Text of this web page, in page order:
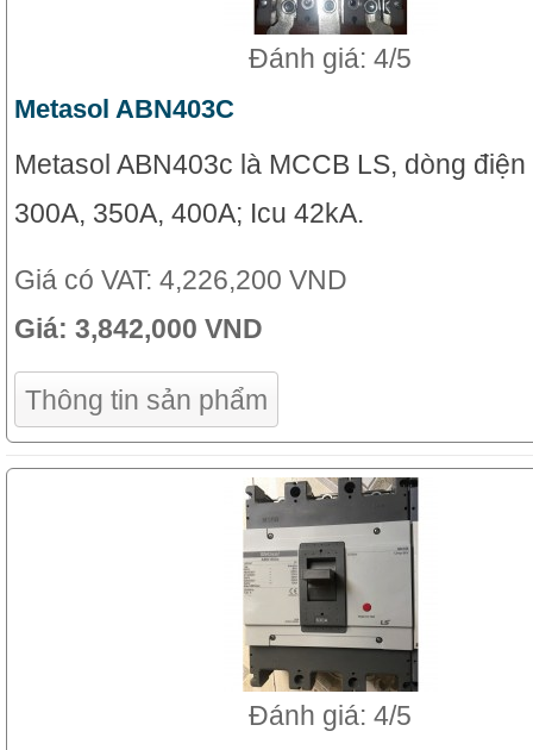
Đánh giá: 4/5
Metasol ABN403C
Metasol ABN403c là MCCB LS, dòng điện
300A, 350A, 400A; Icu 42kA.
Giá có VAT: 4,226,200 VND
Giá: 3,842,000 VND
Thông tin sản phẩm
Đánh giá: 4/5